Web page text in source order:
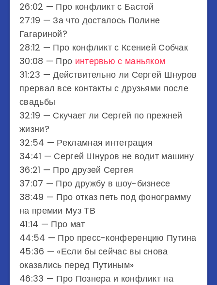
26:02​ — Про конфликт с Бастой
27:19​ — За что досталось Полине
Гагариной?
28:12​ — Про конфликт с Ксенией Собчак
30:08​ — Про интервью с маньяком
31:23​ — Действительно ли Сергей Шнуров
прервал все контакты с друзьями после
свадьбы
32:19​ — Скучает ли Сергей по прежней
жизни?
32:54​ — Рекламная интеграция
34:41​ — Сергей Шнуров не водит машину
36:21​ — Про друзей Сергея
37:07​ — Про дружбу в шоу-бизнесе
38:49​ — Про отказ петь под фонограмму
на премии Муз ТВ
41:14​ — Про мат
44:54​ — Про пресс-конференцию Путина
45:36​ — «Если бы сейчас вы снова
оказались перед Путиным»
46:33​ — Про Познера и конфликт на